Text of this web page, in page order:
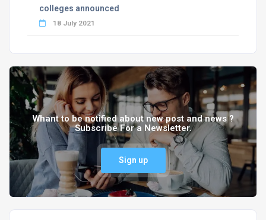
colleges announced
18 July 2021
Whant to be notified about new post and news ?
Subscribe For a Newsletter.
Sign up